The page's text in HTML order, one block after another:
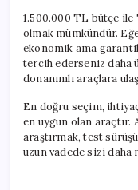
1.500.000 TL bütçe
olmak mümkündür.
ekonomik ama
tercih ederseniz daha
donanımlı araçlara
En doğru seçim,
en uygun olan araçtır.
araştırmak, test
uzun vadede sizi daha